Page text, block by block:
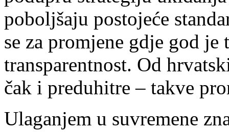
poboljšaju postojeće
se za promjene gdje god
transparentnost. Od
čak i preduhitre – takve
Ulaganjem u suvremene